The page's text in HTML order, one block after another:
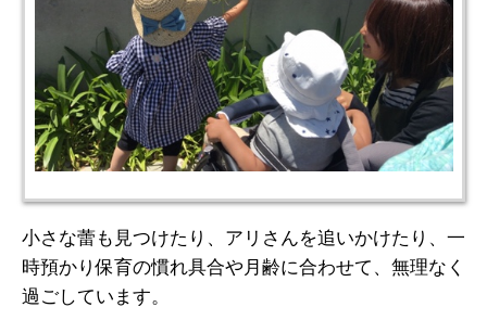
小さな蕾も見つけたり、アリさんを追いかけたり、一
時預かり保育の慣れ具合や月齢に合わせて、無理なく
過ごしています。